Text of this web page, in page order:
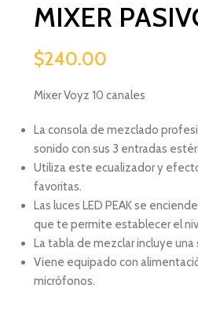
MIXER
$240.00
Mixer Voyz 10 canales
La consola de mezclado
sonido con sus 3 entradas
Utiliza este ecualizador y
favoritas.
Las luces LED PEAK se
que te permite establecer el
La tabla de mezclar incluye una
Viene equipado con
micrófonos.